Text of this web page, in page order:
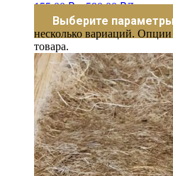
155,00₽ – 590,00₽
Выберите параметры
несколько вариаций.
товара.